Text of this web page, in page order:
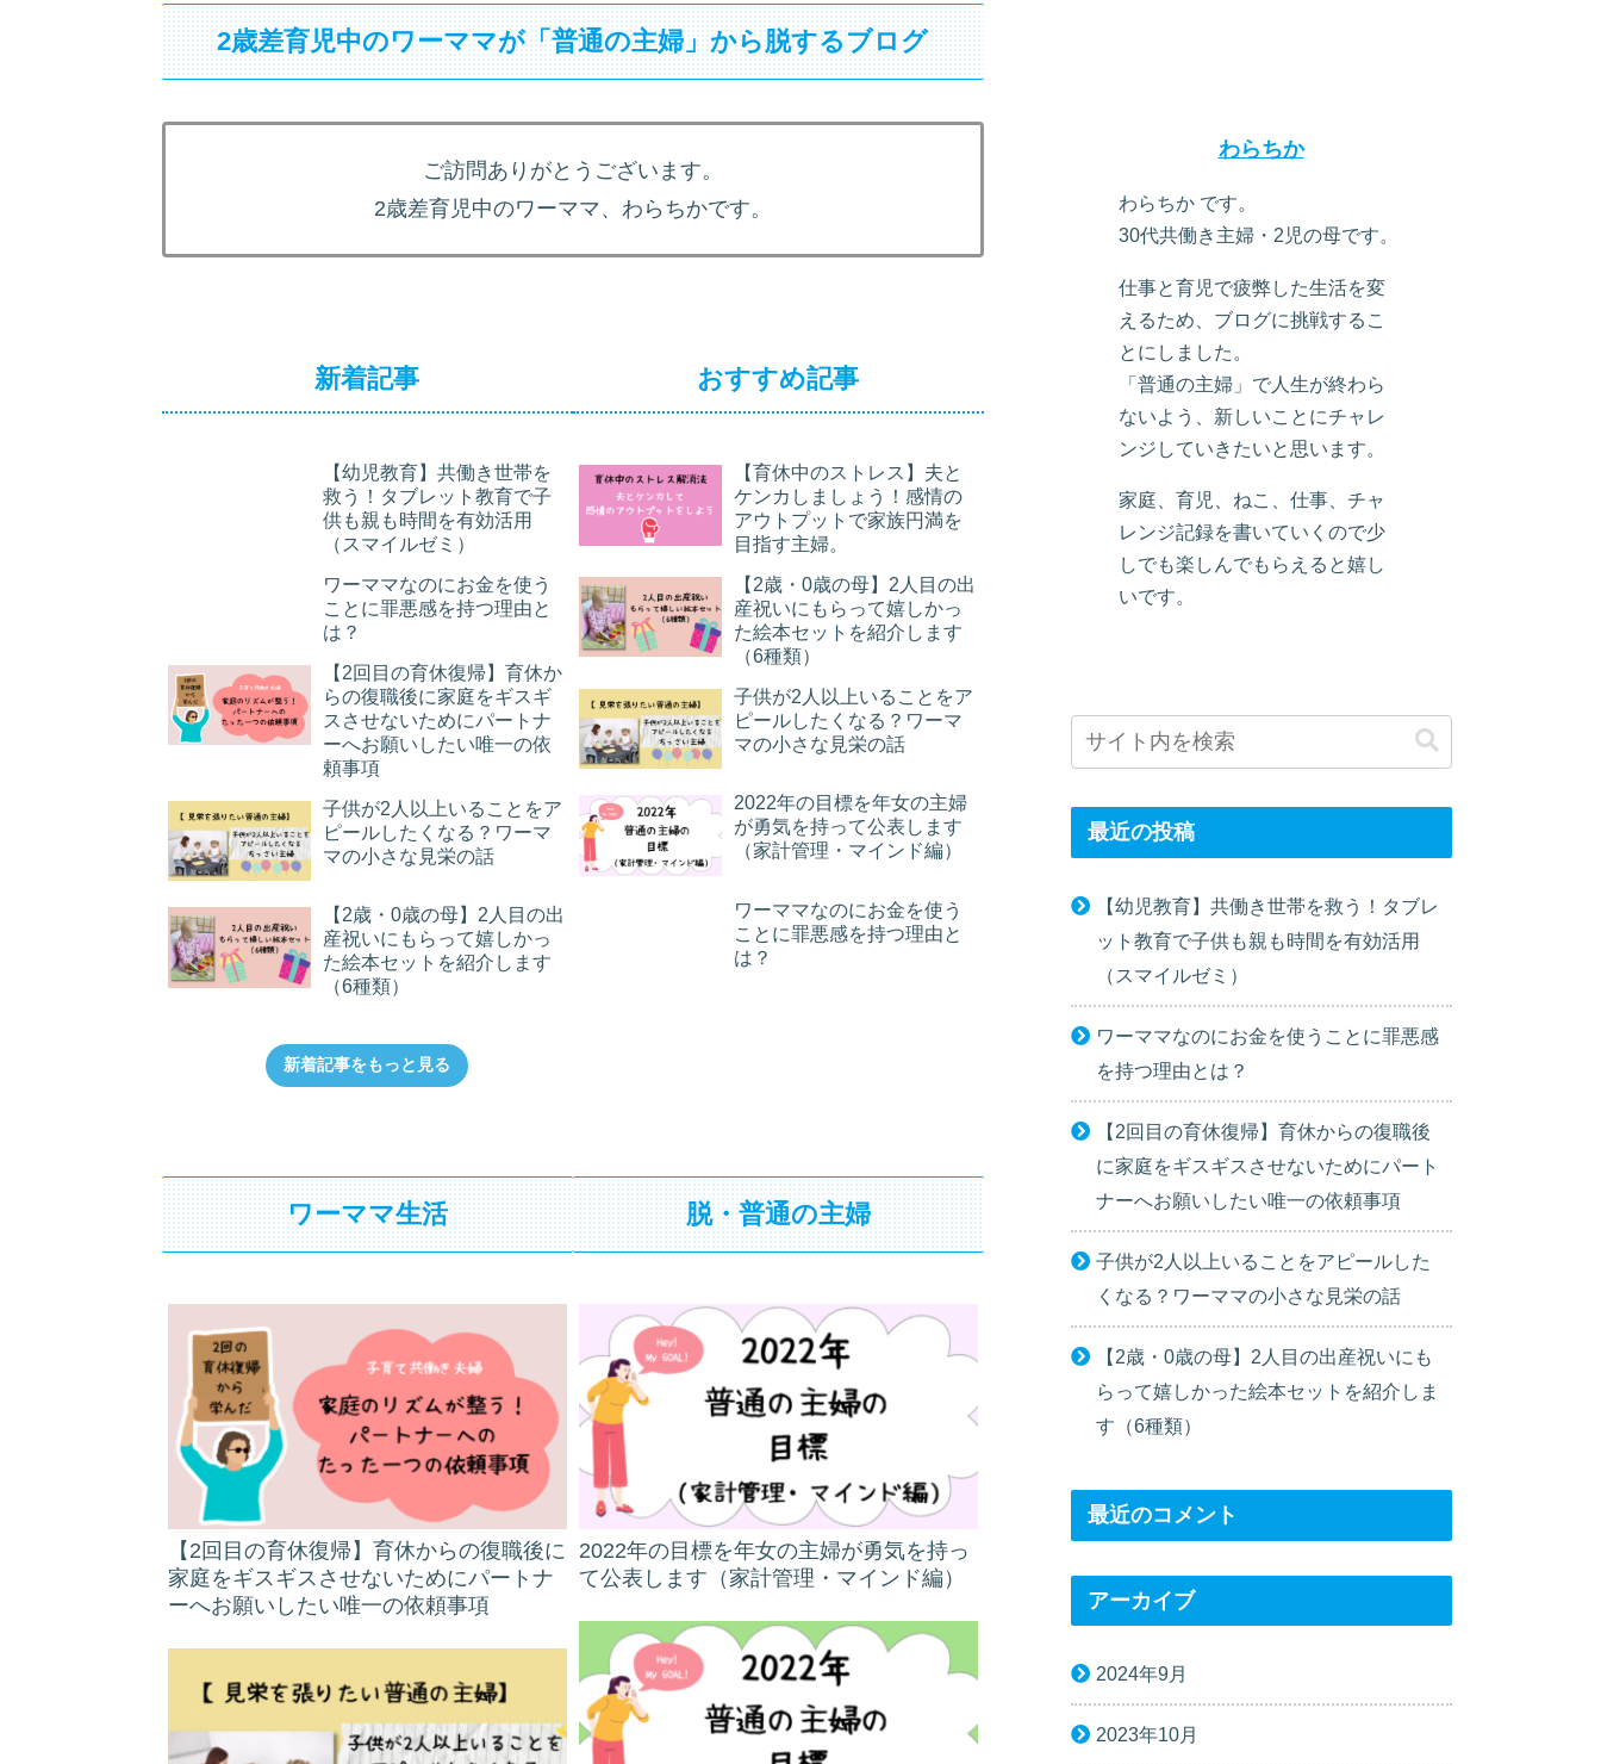
2歳差育児中のワーママが「普通の主婦」から脱するブログ
ご訪問ありがとうございます。
2歳差育児中のワーママ、わらちかです。
新着記事
【幼児教育】共働き世帯を
救う！タブレット教育で子
供も親も時間を有効活用
（スマイルゼミ）
ワーママなのにお金を使う
ことに罪悪感を持つ理由と
は？
【2回目の育休復帰】育休か
らの復職後に家庭をギスギ
スさせないためにパートナ
ーへお願いしたい唯一の依
頼事項
子供が2人以上いることをア
ピールしたくなる？ワーマ
マの小さな見栄の話
【2歳・0歳の母】2人目の出
産祝いにもらって嬉しかっ
た絵本セットを紹介します
（6種類）
おすすめ記事
【育休中のストレス】夫と
ケンカしましょう！感情の
アウトプットで家族円満を
目指す主婦。
【2歳・0歳の母】2人目の出
産祝いにもらって嬉しかっ
た絵本セットを紹介します
（6種類）
子供が2人以上いることをア
ピールしたくなる？ワーマ
マの小さな見栄の話
2022年の目標を年女の主婦
が勇気を持って公表します
（家計管理・マインド編）
ワーママなのにお金を使う
ことに罪悪感を持つ理由と
は？
新着記事をもっと見る
ワーママ生活
【2回目の育休復帰】育休からの復職後に
家庭をギスギスさせないためにパートナ
ーへお願いしたい唯一の依頼事項
脱・普通の主婦
2022年の目標を年女の主婦が勇気を持っ
て公表します（家計管理・マインド編）
わらちか
わらちか です。
30代共働き主婦・2児の母です。
仕事と育児で疲弊した生活を変
えるため、ブログに挑戦するこ
とにしました。
「普通の主婦」で人生が終わら
ないよう、新しいことにチャレ
ンジしていきたいと思います。
家庭、育児、ねこ、仕事、チャ
レンジ記録を書いていくので少
しでも楽しんでもらえると嬉し
いです。
最近の投稿
【幼児教育】共働き世帯を救う！タブレ
ット教育で子供も親も時間を有効活用
（スマイルゼミ）
ワーママなのにお金を使うことに罪悪感
を持つ理由とは？
【2回目の育休復帰】育休からの復職後
に家庭をギスギスさせないためにパート
ナーへお願いしたい唯一の依頼事項
子供が2人以上いることをアピールした
くなる？ワーママの小さな見栄の話
【2歳・0歳の母】2人目の出産祝いにも
らって嬉しかった絵本セットを紹介しま
す（6種類）
最近のコメント
アーカイブ
2024年9月
2023年10月